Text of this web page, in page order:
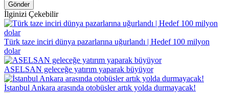
Gönder
İlginizi Çekebilir
Türk taze inciri dünya pazarlarına uğurlandı | Hedef 100 milyon
dolar
ASELSAN geleceğe yatırım yaparak büyüyor
İstanbul Ankara arasında otobüsler artık yolda durmayacak!